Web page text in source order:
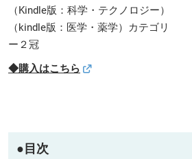
（Kindle版：科学・テクノロジー）
（kindle版：医学・薬学）カテゴリ
ー２冠
◆購入はこちら
●目次